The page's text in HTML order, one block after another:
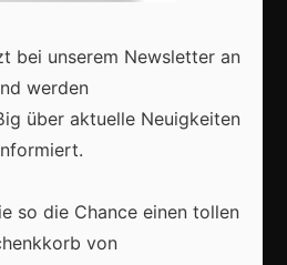
bei unserem Newsletter an
werden
über aktuelle Neuigkeiten
so die Chance einen tollen
von